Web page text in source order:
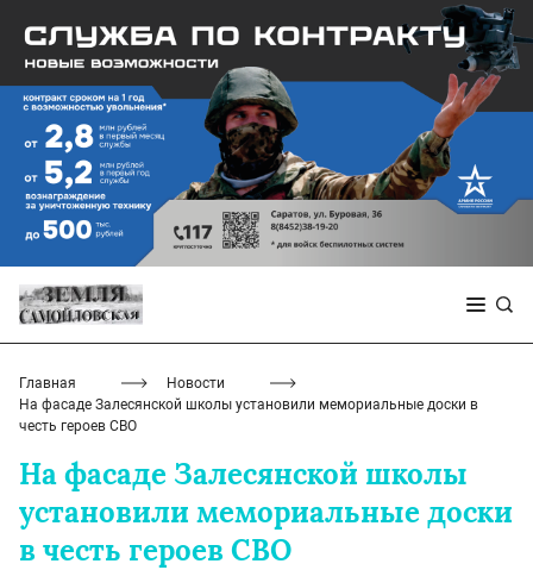
Главная
Новости
На фасаде Залесянской школы установили мемориальные доски в
честь героев СВО
На фасаде Залесянской школы
установили мемориальные доски
в честь героев СВО